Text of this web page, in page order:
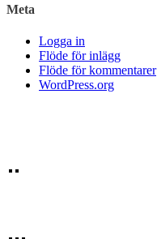
Meta
Logga in
Flöde för inlägg
Flöde för kommentarer
WordPress.org